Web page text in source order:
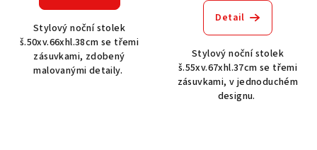
Stylový noční stolek
š.50xv.66xhl.38cm se třemi
zásuvkami, zdobený
malovanými detaily.
Detail
Stylový noční stolek
š.55xv.67xhl.37cm se třemi
zásuvkami, v jednoduchém
designu.